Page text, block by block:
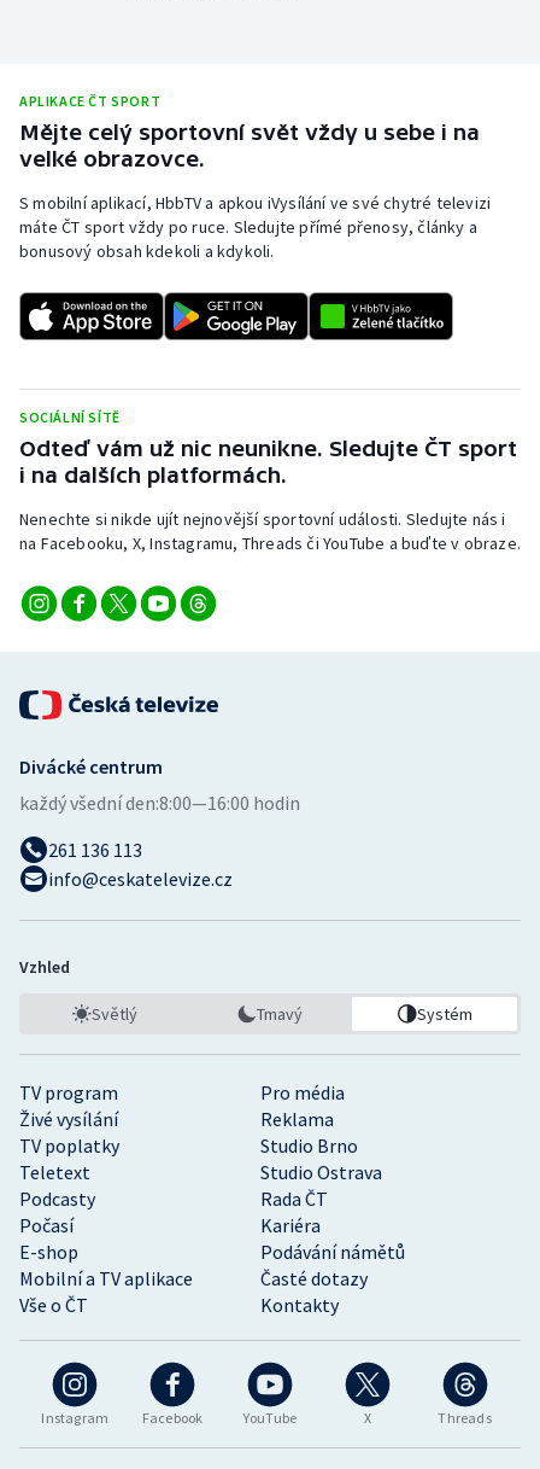
Rychlobruslení
Rychlostní kanoistika
Short track
Sportovní střelba
Stolní tenis
Triatlon
Veslování
Ostatní
APLIKACE ČT SPORT
Mějte celý sportovní svět vždy u sebe i na
velké obrazovce.
S mobilní aplikací, HbbTV a apkou iVysílání ve své chytré televizi
máte ČT sport vždy po ruce. Sledujte přímé přenosy, články a
bonusový obsah kdekoli a kdykoli.
SOCIÁLNÍ SÍTĚ
Odteď vám už nic neunikne. Sledujte ČT sport
i na dalších platformách.
Nenechte si nikde ujít nejnovější sportovní události. Sledujte nás i
na Facebooku, X, Instagramu, Threads či YouTube a buďte v obraze.
Instagram Facebook YouTube X Threads
TV program
Pro média
Živé vysílání
Reklama
TV poplatky
Studio Brno
Teletext
Studio Ostrava
Podcasty
Rada ČT
Počasí
Kariéra
E-shop
Podávání námětů
Mobilní a TV aplikace
Časté dotazy
Vše o ČT
Kontakty
Divácké centrum
každý všední den:8:00—16:00 hodin
261 136 113
info@ceskatelevize.cz
Vzhled
Světlý Tmavý Systém